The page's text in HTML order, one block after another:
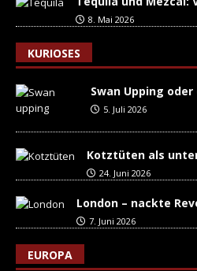
8. Mai 2026
KURIOSES
Swan Upping
5. Juli 2026
Kotztüten als
24. Juni 2026
London – nackte
7. Juni 2026
EUROPA